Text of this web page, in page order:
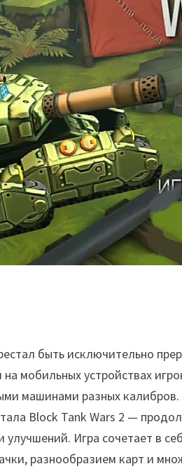
быть исключительно
мобильных устройствах
машинами разных
Block Tank Wars 2 —
Игра сочетает в
разнообразием карт и